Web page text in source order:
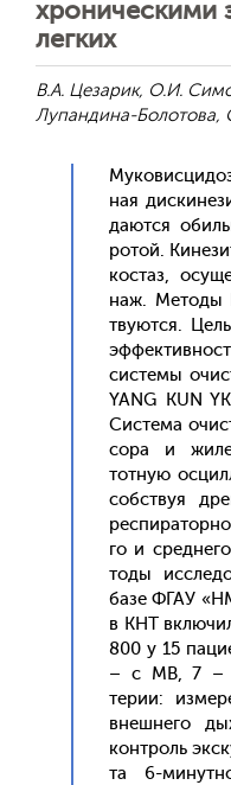
хроническими
легких
В.А. Цезарик, О.И.
Лупандина-Болотова,
ная
да­ют­ся
ро­той.
кос­таз,
наж. Ме­тоды
тву­ют­ся.
сис­те­мы
YANG KUN
Сис­те­ма
со­ра и
тотную
собс­твуя
го и
тоды
ба­зе ФГАУ
в КНТ
800 у 15
– с МВ, 7 –
терии:
внеш­не­го
кон­троль
та 6-